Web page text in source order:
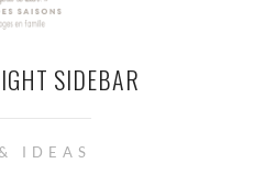
SIDEBAR
IDEAS